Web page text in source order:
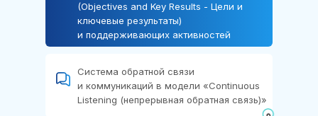
(Objectives and Key Results - Цели и
ключевые результаты)
и поддерживающих активностей
Система обратной связи
и коммуникаций в модели «Continuous
Listening (непрерывная обратная связь)»